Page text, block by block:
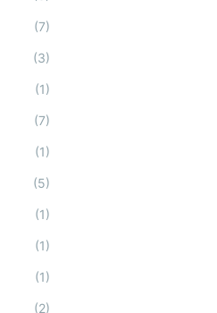
(7)
(3)
(1)
(7)
(1)
(5)
(1)
(1)
(1)
(2)